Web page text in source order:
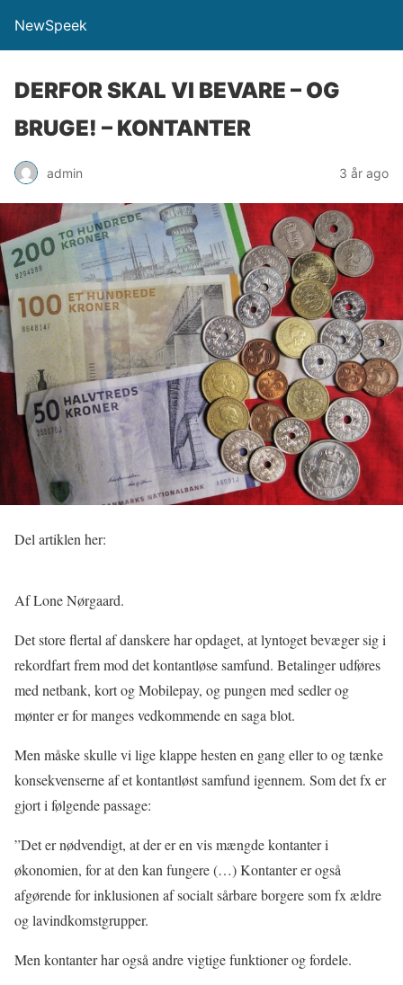
NewSpeek
DERFOR SKAL VI BEVARE – OG
BRUGE! – KONTANTER
admin 3 år ago
Del artiklen her:
Af Lone Nørgaard.
Det store flertal af danskere har opdaget, at lyntoget bevæger sig i
rekordfart frem mod det kontantløse samfund. Betalinger udføres
med netbank, kort og Mobilepay, og pungen med sedler og
mønter er for manges vedkommende en saga blot.
Men måske skulle vi lige klappe hesten en gang eller to og tænke
konsekvenserne af et kontantløst samfund igennem. Som det fx er
gjort i følgende passage:
”Det er nødvendigt, at der er en vis mængde kontanter i
økonomien, for at den kan fungere (…) Kontanter er også
afgørende for inklusionen af socialt sårbare borgere som fx ældre
og lavindkomstgrupper.
Men kontanter har også andre vigtige funktioner og fordele.